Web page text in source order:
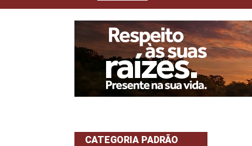
CATEGORIA PADRÃO